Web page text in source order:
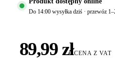
Do 14:00 wysyłka dziś · przewóz
89,99 złCENA Z VAT